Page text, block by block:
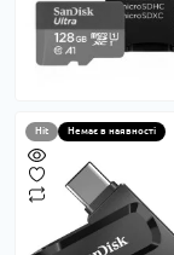
Hit Немає в наявності